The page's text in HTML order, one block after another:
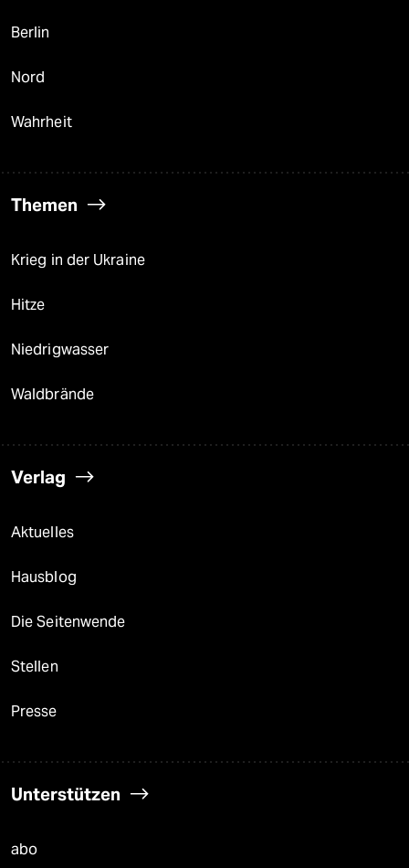
Berlin
Nord
Wahrheit
Themen
Krieg in der Ukraine
Hitze
Niedrigwasser
Waldbrände
Verlag
Aktuelles
Hausblog
Die Seitenwende
Stellen
Presse
Unterstützen
abo